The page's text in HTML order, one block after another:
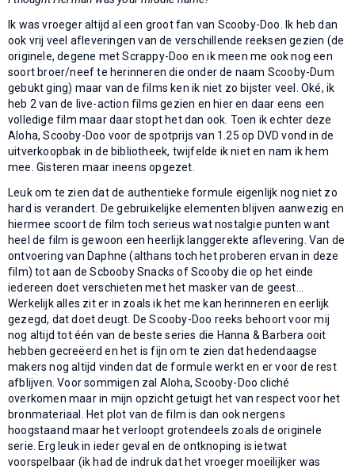
Ik was vroeger altijd al een groot fan van Scooby-Doo. Ik heb dan
ook vrij veel afleveringen van de verschillende reeksen gezien (de
originele, degene met Scrappy-Doo en ik meen me ook nog een
soort broer/neef te herinneren die onder de naam Scooby-Dum
gebukt ging) maar van de films ken ik niet zo bijster veel. Oké, ik
heb 2 van de live-action films gezien en hier en daar eens een
volledige film maar daar stopt het dan ook. Toen ik echter deze
Aloha, Scooby-Doo voor de spotprijs van 1.25 op DVD vond in de
uitverkoopbak in de bibliotheek, twijfelde ik niet en nam ik hem
mee. Gisteren maar ineens opgezet.
Leuk om te zien dat de authentieke formule eigenlijk nog niet zo
hard is verandert. De gebruikelijke elementen blijven aanwezig en
hiermee scoort de film toch serieus wat nostalgie punten want
heel de film is gewoon een heerlijk langgerekte aflevering. Van de
ontvoering van Daphne (althans toch het proberen ervan in deze
film) tot aan de Scbooby Snacks of Scooby die op het einde
iedereen doet verschieten met het masker van de geest...
Werkelijk alles zit er in zoals ik het me kan herinneren en eerlijk
gezegd, dat doet deugt. De Scooby-Doo reeks behoort voor mij
nog altijd tot één van de beste series die Hanna & Barbera ooit
hebben gecreëerd en het is fijn om te zien dat hedendaagse
makers nog altijd vinden dat de formule werkt en er voor de rest
afblijven. Voor sommigen zal Aloha, Scooby-Doo cliché
overkomen maar in mijn opzicht getuigt het van respect voor het
bronmateriaal. Het plot van de film is dan ook nergens
hoogstaand maar het verloopt grotendeels zoals de originele
serie. Erg leuk in ieder geval en de ontknoping is ietwat
voorspelbaar (ik had de indruk dat het vroeger moeilijker was